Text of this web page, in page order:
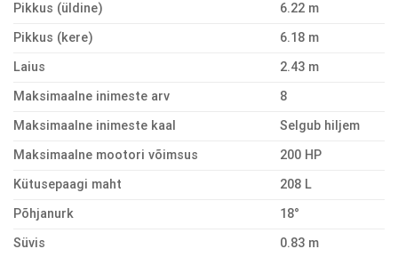
Pikkus (üldine)
6.22 m
Pikkus (kere)
6.18 m
Laius
2.43 m
Maksimaalne inimeste arv
8
Maksimaalne inimeste kaal
Selgub hiljem
Maksimaalne mootori võimsus
200 HP
Kütusepaagi maht
208 L
Põhjanurk
18°
Süvis
0.83 m